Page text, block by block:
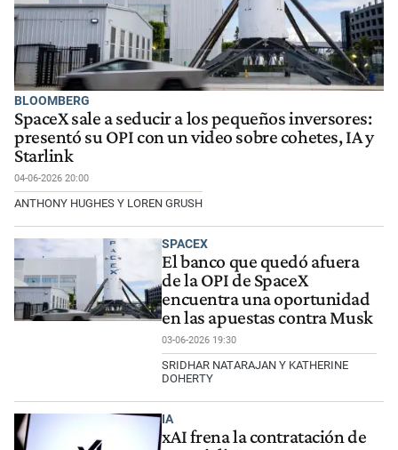
BLOOMBERG
SpaceX sale a seducir a los pequeños inversores:
presentó su OPI con un video sobre cohetes, IA y
Starlink
04-06-2026 20:00
ANTHONY HUGHES Y LOREN GRUSH
SPACEX
El banco que quedó afuera
de la OPI de SpaceX
encuentra una oportunidad
en las apuestas contra Musk
03-06-2026 19:30
SRIDHAR NATARAJAN Y KATHERINE
DOHERTY
IA
xAI frena la contratación de